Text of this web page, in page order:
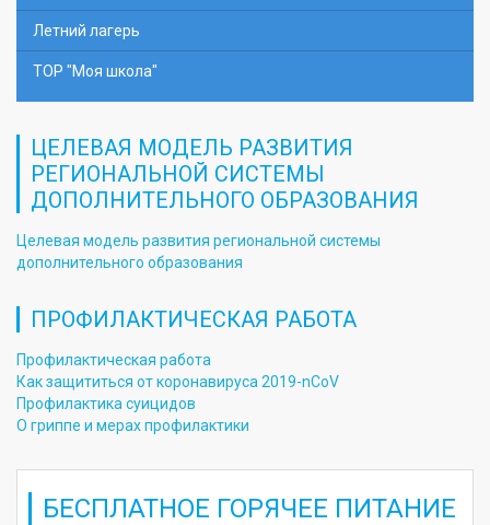
Летний лагерь
ТОР "Моя школа"
ЦЕЛЕВАЯ МОДЕЛЬ РАЗВИТИЯ
РЕГИОНАЛЬНОЙ СИСТЕМЫ
ДОПОЛНИТЕЛЬНОГО ОБРАЗОВАНИЯ
Целевая модель развития региональной системы
дополнительного образования
ПРОФИЛАКТИЧЕСКАЯ РАБОТА
Профилактическая работа
Как защититься от коронавируса 2019-nCoV
Профилактика суицидов
О гриппе и мерах профилактики
БЕСПЛАТНОЕ ГОРЯЧЕЕ ПИТАНИЕ